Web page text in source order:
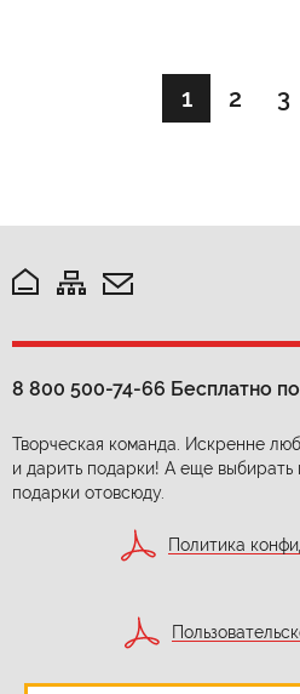
1 2 3
8 800 500-74-66 Бесплатно
Творческая команда. Искренне
и дарить подарки! А еще выбирать
подарки отовсюду.
Политика